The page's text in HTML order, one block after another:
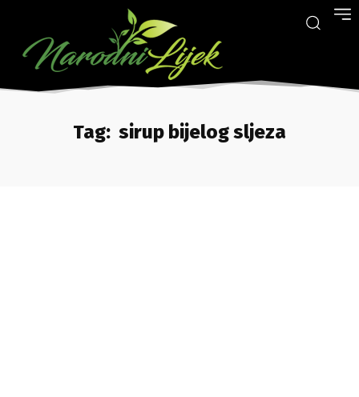
Tag: sirup bijelog sljeza